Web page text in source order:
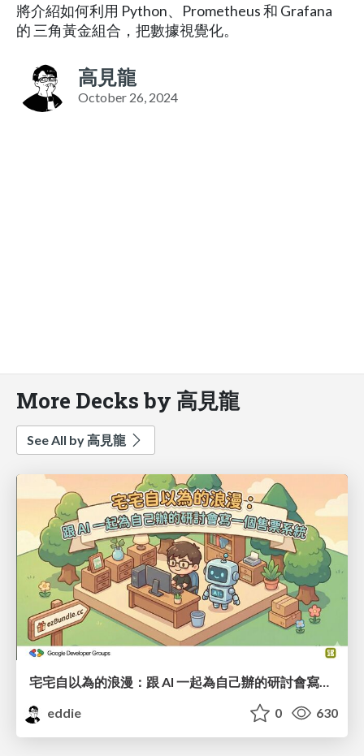
將介紹如何利用 Python、Prometheus 和 Grafana
的 三角黃金組合，把數據視覺化。
高見龍
October 26, 2024
More Decks by 高見龍
See All by 高見龍
宅宅自以為的浪漫：跟 AI 一起為自己辦的研討會寫一個售票系統
eddie
0 630